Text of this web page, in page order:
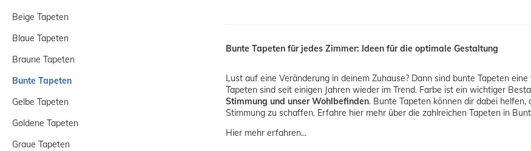
Beige Tapeten
Blaue Tapeten
Braune Tapeten
Bunte Tapeten
Gelbe Tapeten
Goldene Tapeten
Graue Tapeten
Bunte Tapeten für jedes Zimmer: Ideen für die optimale Gestaltung
Lust auf eine Veränderung in deinem Zuhause? Dann sind bunte Tapeten
Tapeten sind seit einigen Jahren wieder im Trend. Farbe ist ein wichtiger
Stimmung und unser Wohlbefinden. Bunte Tapeten können dir dabei
Stimmung zu schaffen. Erfahre hier mehr über die zahlreichen Tapeten in
Hier mehr erfahren...